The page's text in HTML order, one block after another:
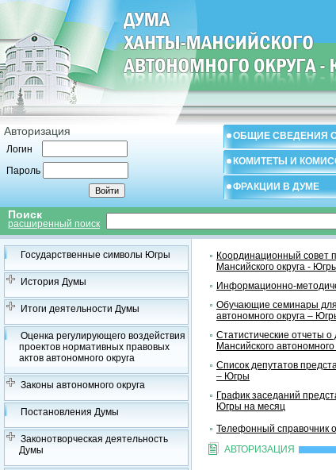
Авторизация
Логин
Пароль
ОБЩИЕ СВЕДЕНИЯ
КОМИТЕТЫ И
ФРАКЦИИ В ДУМЕ
Поиск
расширенный поиск
Государственные символы Югры
История Думы
Итоги деятельности Думы
Оценка регулирующего воздействия
проектов нормативных правовых
актов автономного округа
Законы автономного округа
Постановления Думы
Законотворческая деятельность
Думы
Координационный совет
Мансийского округа -
Информационно-
Обучающие семинары для
автономного округа –
Статистические отчеты
Мансийского
Список депутатов
– Югры
График заседаний
Югры на месяц
Телефонный справочник
АВТОРИЗАЦИЯ